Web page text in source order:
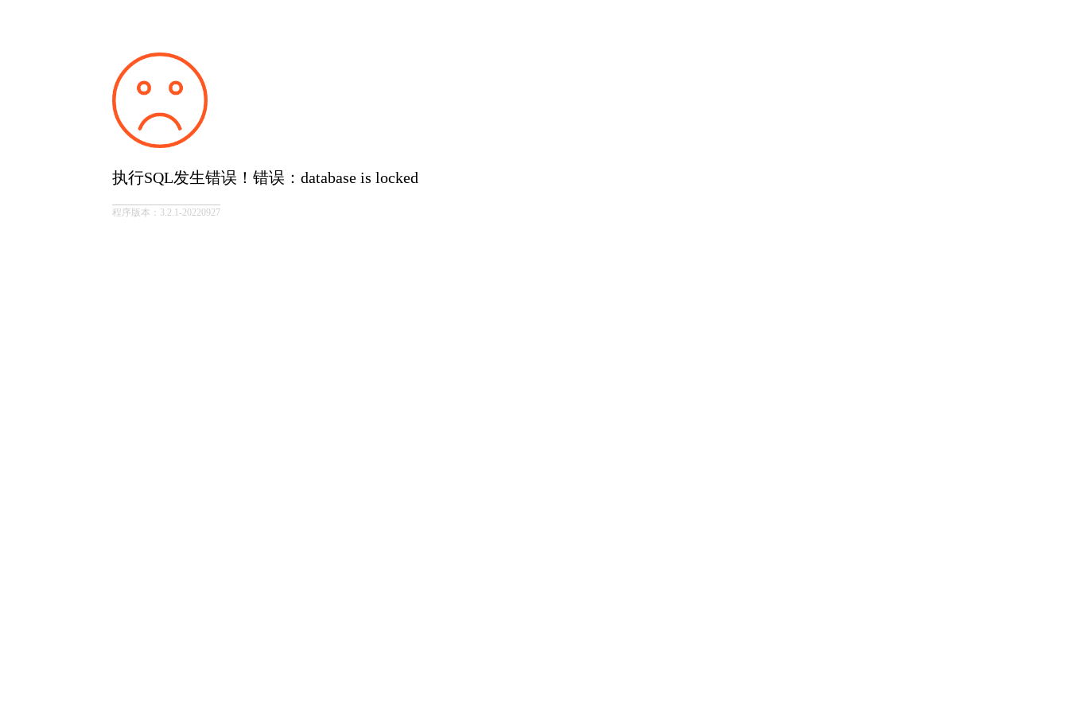
执行SQL发生错误！错误：database is locked
程序版本：3.2.1-20220927